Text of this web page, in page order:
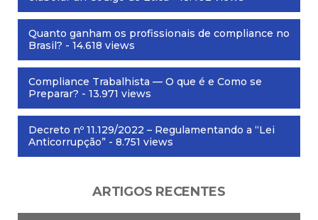
Quanto ganham os profissionais de compliance no
Brasil? - 14.618 views
Compliance Trabalhista — O que é e Como se
Preparar? - 13.971 views
Decreto nº 11.129/2022 – Regulamentando a “Lei
Anticorrupção” - 8.751 views
ARTIGOS RECENTES